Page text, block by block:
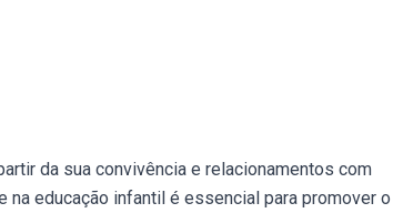
da sua convivência e relacionamentos com
na educação infantil é essencial para promover o